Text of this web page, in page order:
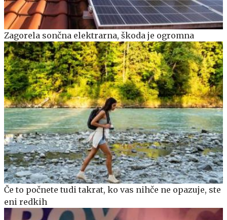
Zagorela sončna elektrarna, škoda je ogromna
Če to počnete tudi takrat, ko vas nihče ne opazuje, ste
eni redkih